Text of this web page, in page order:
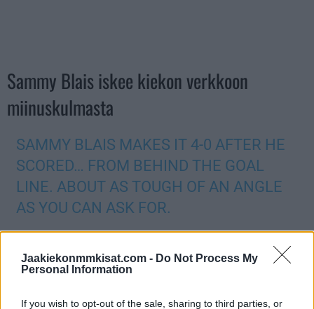
Jaakiekonmmkisat.com - Do Not Process My
Personal Information
If you wish to opt-out of the sale, sharing to third parties, or
Sammy Blais iskee kiekon verkkoon
miinuskulmasta
SAMMY BLAIS MAKES IT 4-0 AFTER HE
SCORED… FROM BEHIND THE GOAL
LINE. ABOUT AS TOUGH OF AN ANGLE
AS YOU CAN ASK FOR.
PEYTON KREBS AND BRAD HUNT WITH
THE ASSISTS.#IIHFWORLDS